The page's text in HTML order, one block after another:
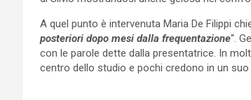
A quel punto è intervenuta Maria De Filippi
posteriori dopo mesi dalla frequentazione“.
con le parole dette dalla presentatrice. In
centro dello studio e pochi credono in un